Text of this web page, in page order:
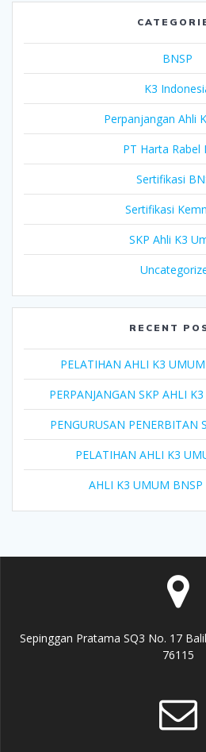
BNSP
K3
Perpanjangan Ahli
PT Harta Rabel
Sertifikasi
Sertifikasi
SKP Ahli K3
RECENT
PELATIHAN AHLI K3
PERPANJANGAN SKP AHLI
PENGURUSAN PENERBITAN
PELATIHAN AHLI K3
AHLI K3 UMUM BNSP
Sepinggan Pratama SQ3 No. 17
76115